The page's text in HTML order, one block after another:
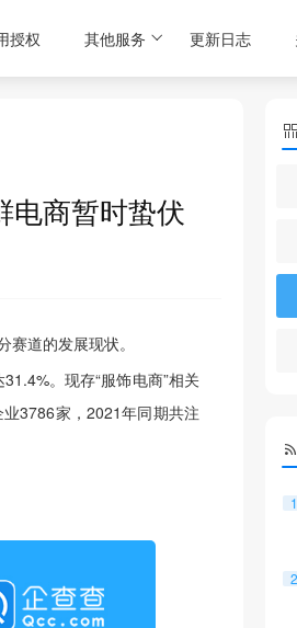
授权 其他服务 更新日志
电商暂时蛰伏
道的发展现状。
。现存“服饰电商”相关
3786家，2021年同期共注
1
2